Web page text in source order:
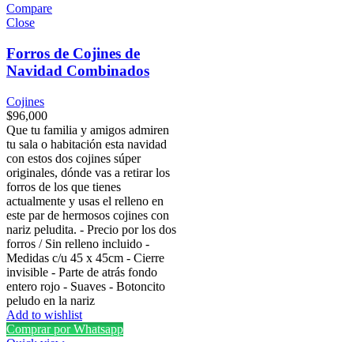
estilo
de
vida.
Descubre
diseños
únicos
y
materiales
de
alta
calidad
que
no
solo
brindan
comodidad,
Compare
Close
Forros de Cojines de
Navidad Combinados
Cojines
$96,000
Que tu familia y amigos admiren
tu sala o habitación esta navidad
con estos dos cojines súper
originales, dónde vas a retirar los
forros de los que tienes
actualmente y usas el relleno en
este par de hermosos cojines con
nariz peludita. - Precio por los dos
forros / Sin relleno incluido -
Medidas c/u 45 x 45cm - Cierre
invisible - Parte de atrás fondo
entero rojo - Suaves - Botoncito
peludo en la nariz
Add to wishlist
Comprar por Whatsapp